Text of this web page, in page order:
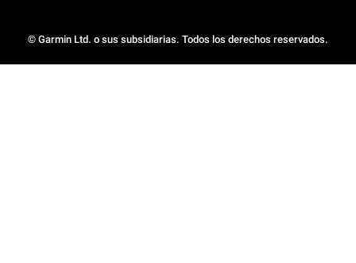
© Garmin Ltd. o sus subsidiarias. Todos los derechos reservados.